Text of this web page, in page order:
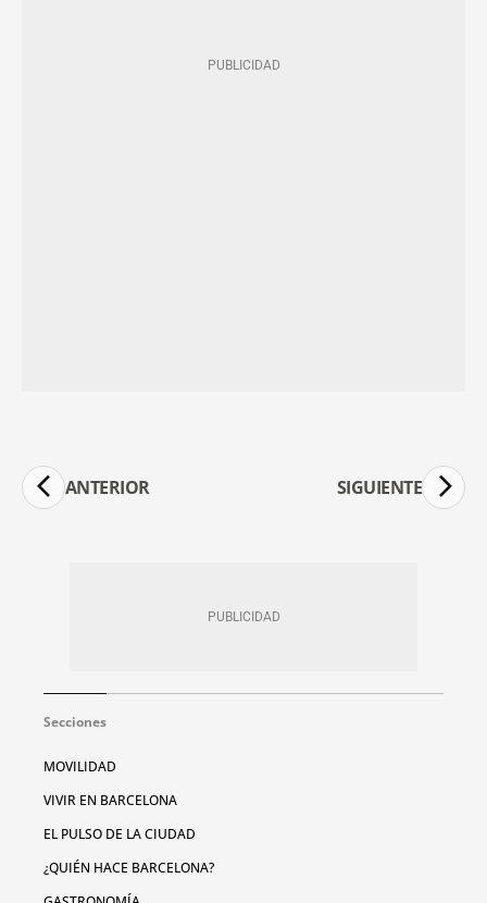
ANTERIOR SIGUIENTE
Secciones
MOVILIDAD
VIVIR EN BARCELONA
EL PULSO DE LA CIUDAD
¿QUIÉN HACE BARCELONA?